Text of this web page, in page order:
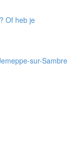
Of heb je
sur-Sambre